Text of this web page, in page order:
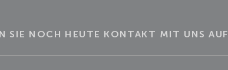
SIE NOCH HEUTE KONTAKT MIT UNS AUF